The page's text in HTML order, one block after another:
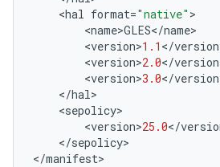
<hal format="native" >
<name>GLES</name>
<version>1.1 </version
<version>2.0</version
<version>3.0</version
</hal>
<sepolicy>
<version>25.0</
</sepolicy>
</manifest>